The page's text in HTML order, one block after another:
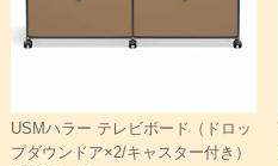
USMハラー テレビボード（ドロッ
プダウンドア×2/キャスター付き）